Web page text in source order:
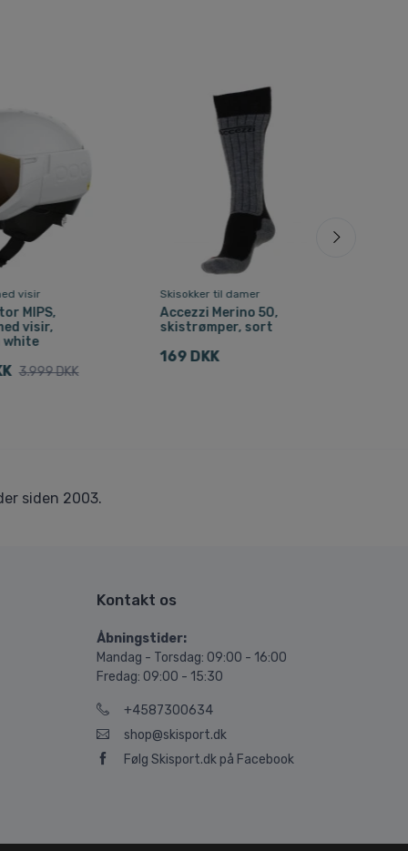
visir
MIPS,
visir,
white
3.999 DKK
Skisokker til damer
Accezzi Merino 50,
skistrømper, sort
169 DKK
siden 2003.
Kontakt os
Åbningstider:
Mandag - Torsdag: 09:00 - 16:00
Fredag: 09:00 - 15:30
+4587300634
shop@skisport.dk
Følg Skisport.dk på Facebook